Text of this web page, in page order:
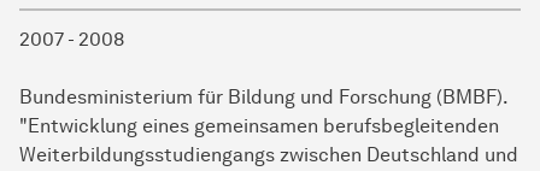
2007 - 2008
Bundesministerium für Bildung und Forschung (BMBF).
"Entwicklung eines gemeinsamen berufsbegleitenden
Weiterbildungsstudiengangs zwischen Deutschland und